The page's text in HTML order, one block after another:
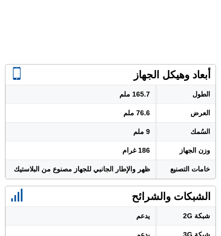
أبعاد وهيكل الجهاز
الطول 165.7 ملم
العرض 76.6 ملم
السُمك 9 ملم
وزن الجهاز 186 غرام
خامات التصنيع ظهر والإطار الجانبي للجهاز مصنوع من البلاستيك
الشبكات والشرائح
شبكة 2G يدعم